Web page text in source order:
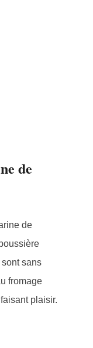
de
de
sans
fromage
plaisir.